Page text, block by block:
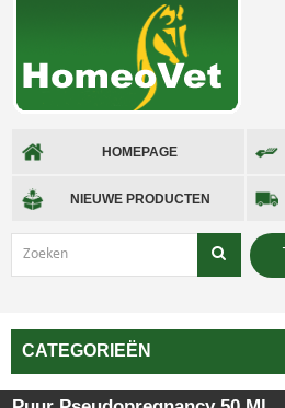
HOMEPAGE
NIEUWE PRODUCTEN
CATEGORIEËN